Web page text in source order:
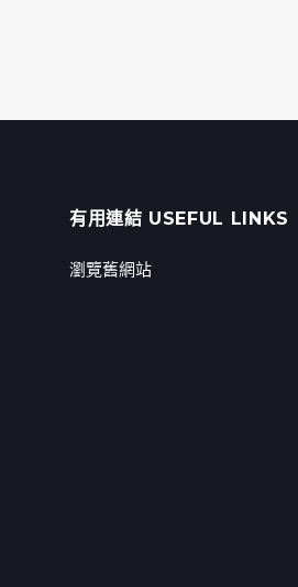
有用連結 USEFUL LINKS
瀏覽舊網站